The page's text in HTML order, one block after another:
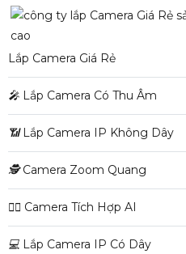
Lắp Camera Giá Rẻ
️🎤️ Lắp Camera Có Thu Âm
📶 Lắp Camera IP Không Dây
🕵️Camera Zoom Quang
🧛‍♀️ Camera Tích Hợp AI
💻 Lắp Camera IP Có Dây